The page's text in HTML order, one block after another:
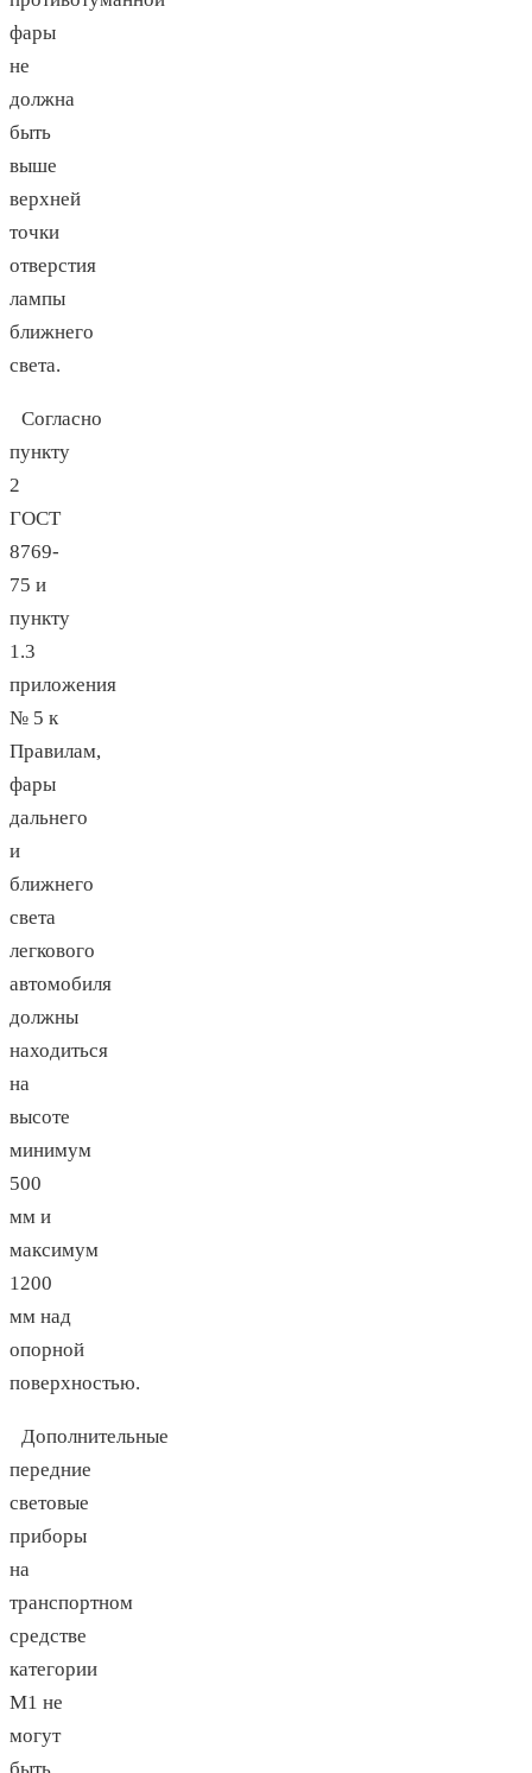
фары
не
должна
быть
выше
верхней
точки
отверстия
лампы
ближнего
света.
Согласно
пункту
2
ГОСТ
8769-
75 и
пункту
1.3
приложения
№ 5 к
Правилам,
фары
дальнего
и
ближнего
света
легкового
автомобиля
должны
находиться
на
высоте
минимум
500
мм и
максимум
1200
мм над
опорной
поверхностью.
Дополнительные
передние
световые
приборы
на
транспортном
средстве
категории
М1 не
могут
быть